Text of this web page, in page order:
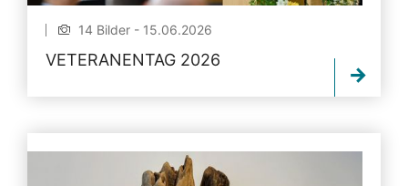
14 Bilder - 15.06.2026
VETERANENTAG 2026